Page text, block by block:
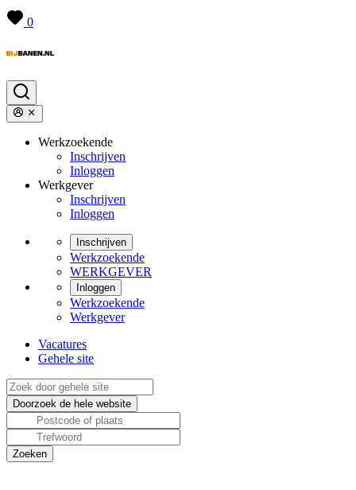
0
Werkzoekende
Inschrijven
Inloggen
Werkgever
Inschrijven
Inloggen
Inschrijven
Werkzoekende
WERKGEVER
Inloggen
Werkzoekende
Werkgever
Vacatures
Gehele site